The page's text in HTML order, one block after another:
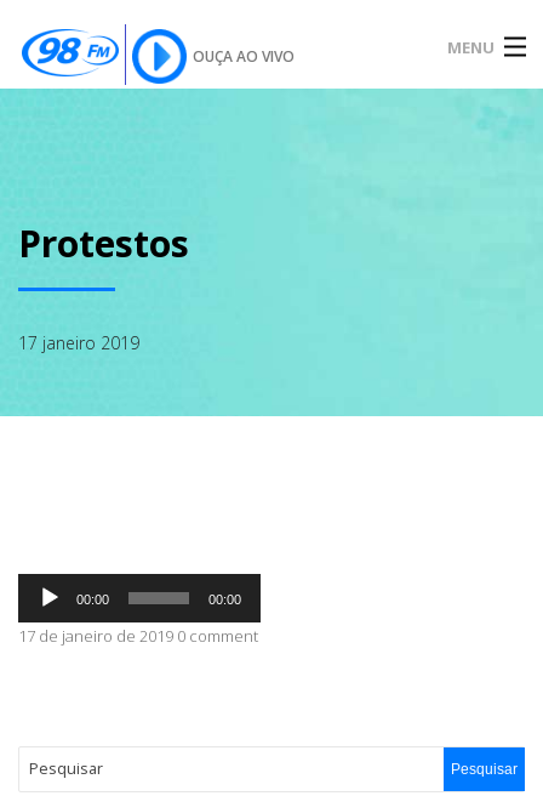
OUÇA AO VIVO MENU
SOBRE
PODCAST
ABRANGÊNCIA
Protestos
17 janeiro 2019
Tocador
áudio
00:00 00:00
17 de janeiro de 2019 0 comment